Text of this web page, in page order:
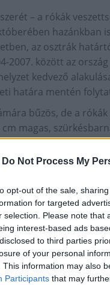
Do Not Process My
opt-out of the sale,
for targeted
selection. Please note
interest-based ads
to third parties
of your personal
This information may also
Participants that may
– a rókák
hazánkban
az osztrák
2007. között az
kedvező
határa mentén
bűzös, de a
magas,
bejut a
VESZÉLYT
Semmi esetre
orrba, sebbe